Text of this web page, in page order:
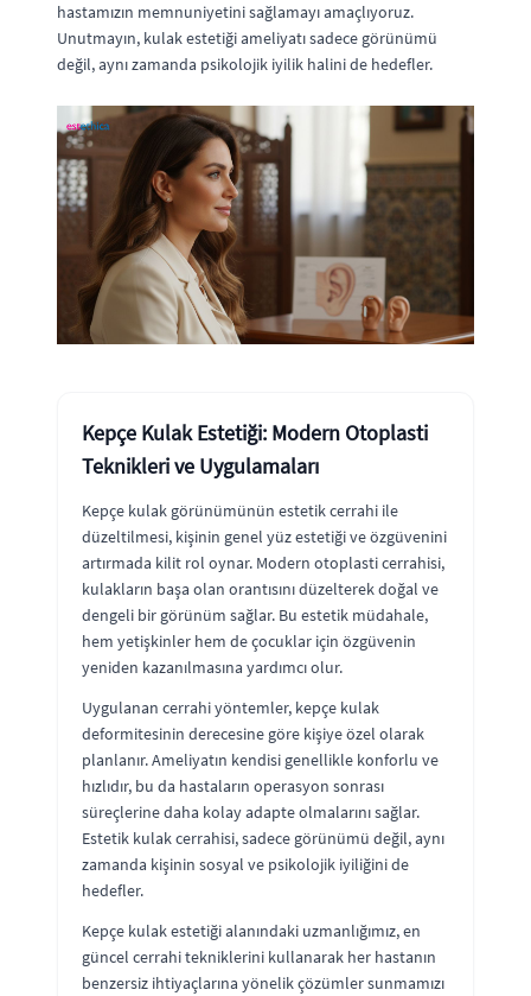
hastamızın memnuniyetini sağlamayı amaçlıyoruz.
Unutmayın, kulak estetiği ameliyatı sadece görünümü
değil, aynı zamanda psikolojik iyilik halini de hedefler.
Kepçe Kulak Estetiği: Modern Otoplasti
Teknikleri ve Uygulamaları
Kepçe kulak görünümünün estetik cerrahi ile
düzeltilmesi, kişinin genel yüz estetiği ve özgüvenini
artırmada kilit rol oynar. Modern otoplasti cerrahisi,
kulakların başa olan orantısını düzelterek doğal ve
dengeli bir görünüm sağlar. Bu estetik müdahale,
hem yetişkinler hem de çocuklar için özgüvenin
yeniden kazanılmasına yardımcı olur.
Uygulanan cerrahi yöntemler, kepçe kulak
deformitesinin derecesine göre kişiye özel olarak
planlanır. Ameliyatın kendisi genellikle konforlu ve
hızlıdır, bu da hastaların operasyon sonrası
süreçlerine daha kolay adapte olmalarını sağlar.
Estetik kulak cerrahisi, sadece görünümü değil, aynı
zamanda kişinin sosyal ve psikolojik iyiliğini de
hedefler.
Kepçe kulak estetiği alanındaki uzmanlığımız, en
güncel cerrahi tekniklerini kullanarak her hastanın
benzersiz ihtiyaçlarına yönelik çözümler sunmamızı